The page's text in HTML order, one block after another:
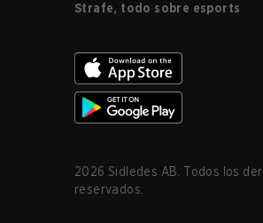
Strafe, todo sobre esports
2026 Sidledes AB. Todos los
reservados.